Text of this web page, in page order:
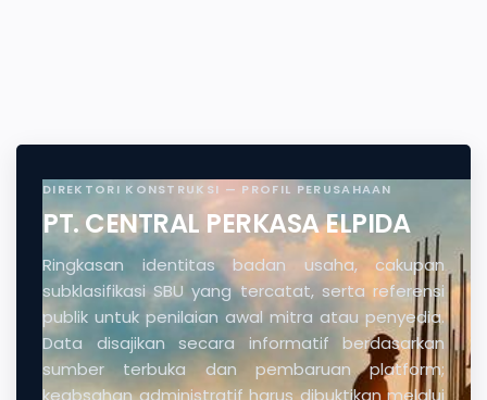
DIREKTORI KONSTRUKSI — PROFIL PERUSAHAAN
PT. CENTRAL PERKASA ELPIDA
Ringkasan identitas badan usaha, cakupan
subklasifikasi SBU yang tercatat, serta referensi
publik untuk penilaian awal mitra atau penyedia.
Data disajikan secara informatif berdasarkan
sumber terbuka dan pembaruan platform;
keabsahan administratif harus dibuktikan melalui